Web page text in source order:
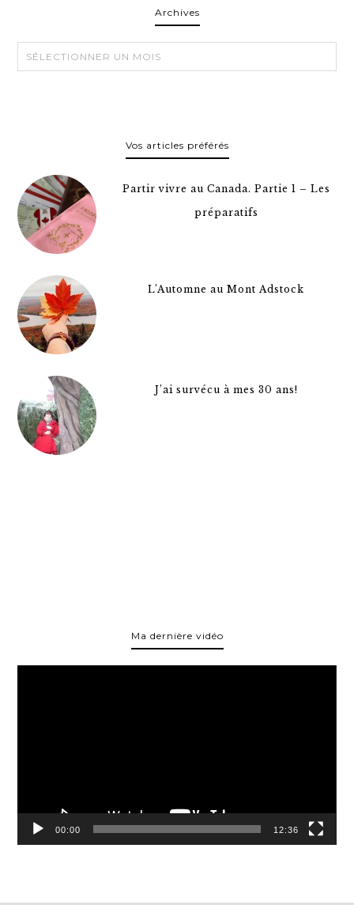
ArchivesArchives
Vos articles préférés
Partir vivre au Canada. Partie 1 – Les
préparatifs
L’Automne au Mont Adstock
J’ai survécu à mes 30 ans!
Ma dernière vidéo
00:00 12:36